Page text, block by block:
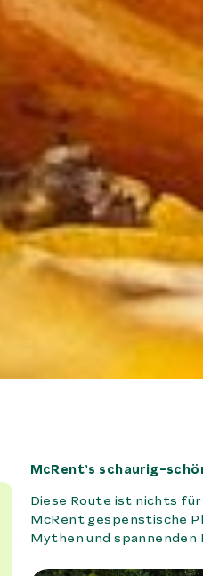
McRent’s schaurig-
Diese Route ist nichts für
McRent gespenstische
Mythen und spannenden